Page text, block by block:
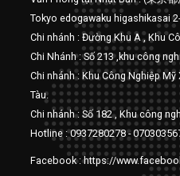
Tokyo edogawaku higashikasai
Chi nhánh : Đường Khu A , Khu
Chi Nhánh : Số 213 ,khu công
Chi nhánh : Khu Công Nghiệp Mỹ
Tàu.
Chi nhánh : Số 182 , Khu công
Hotline : 0937280278 -
Facebook : https://